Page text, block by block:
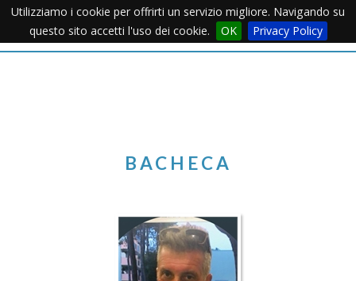
Utilizziamo i cookie per offrirti un servizio migliore. Navigando su
questo sito accetti l'uso dei cookie.
OK Privacy PolicyMenu
BACHECA